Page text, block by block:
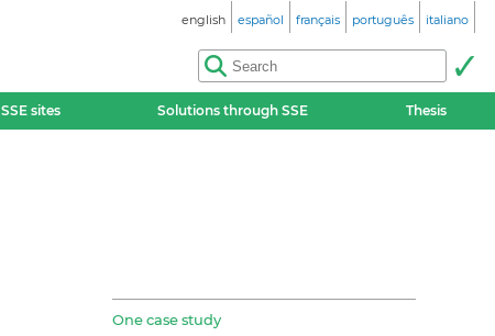
english español français português italiano
SSE sites Solutions through SSE Thesis
One case study